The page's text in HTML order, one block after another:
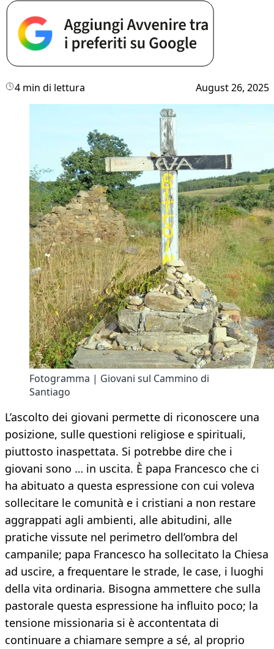
4 min di lettura August 26, 2025
Fotogramma | Giovani sul Cammino di
Santiago
L’ascolto dei giovani permette di riconoscere una
posizione, sulle questioni religiose e spirituali,
piuttosto inaspettata. Si potrebbe dire che i
giovani sono … in uscita. È papa Francesco che ci
ha abituato a questa espressione con cui voleva
sollecitare le comunità e i cristiani a non restare
aggrappati agli ambienti, alle abitudini, alle
pratiche vissute nel perimetro dell’ombra del
campanile; papa Francesco ha sollecitato la Chiesa
ad uscire, a frequentare le strade, le case, i luoghi
della vita ordinaria. Bisogna ammettere che sulla
pastorale questa espressione ha influito poco; la
tensione missionaria si è accontentata di
continuare a chiamare sempre a sé, al proprio